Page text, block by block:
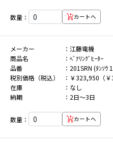
数量： カートへ
メーカー
江藤電機
商品名
ﾍﾞｱﾘﾝｸﾞﾋｰﾀｰ
品番
201SRN (ﾀﾝｿｳ
税別価格（税込）
￥323,950（￥
在庫
なし
納期
2日～3日
数量： カートへ